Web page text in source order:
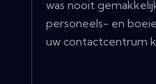
was nooit
personeels- en
uw contactcentrum